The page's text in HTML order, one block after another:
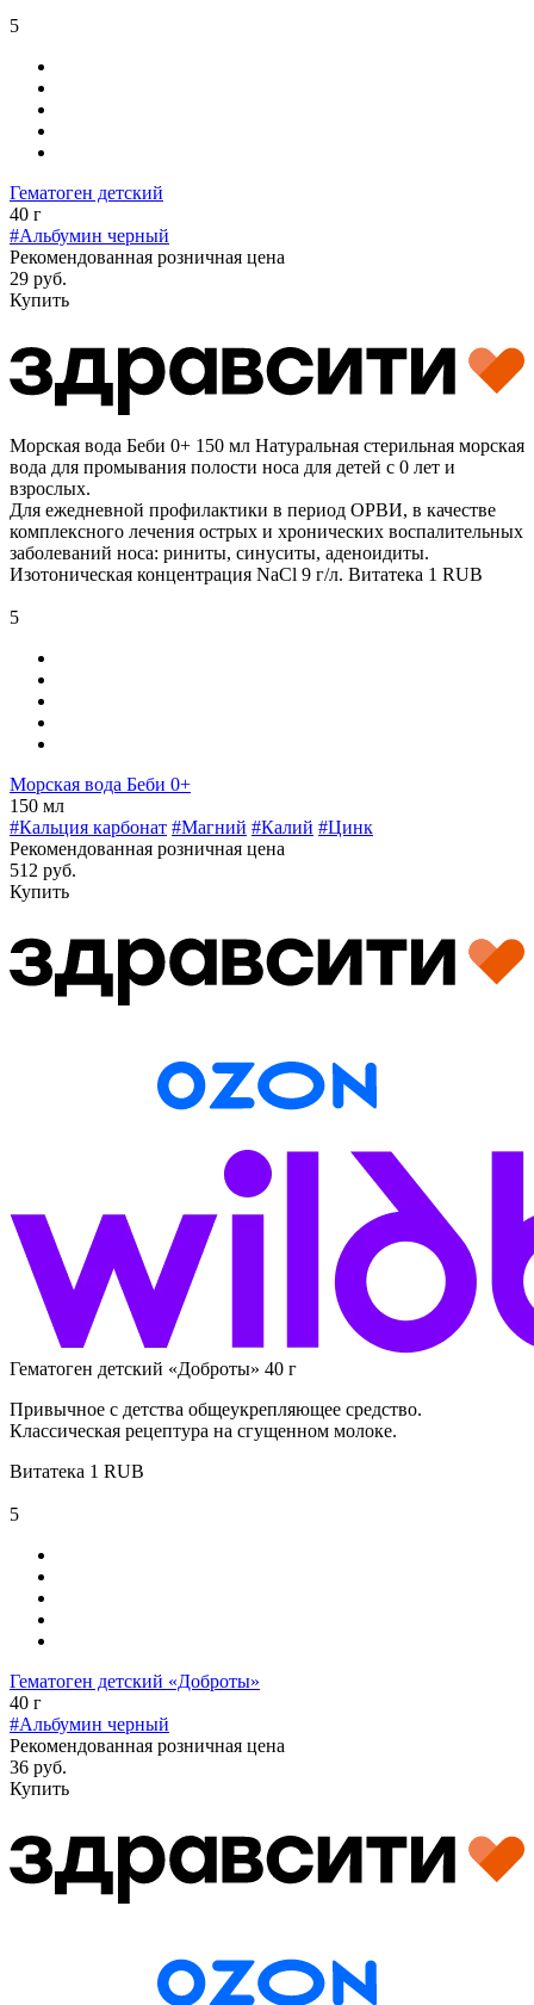
5
Гематоген детский
40 г
#Альбумин черный
Рекомендованная розничная цена
29 руб.
Купить
Морская вода Беби 0+ 150 мл Натуральная стерильная морская
вода для промывания полости носа для детей с 0 лет и
взрослых.
Для ежедневной профилактики в период ОРВИ, в качестве
комплексного лечения острых и хронических воспалительных
заболеваний носа: риниты, синуситы, аденоидиты.
Изотоническая концентрация NaCl 9 г/л. Витатека 1 RUB
5
Морская вода Беби 0+
150 мл
#Кальция карбонат #Магний #Калий #Цинк
Рекомендованная розничная цена
512 руб.
Купить
Гематоген детский «Доброты» 40 г
Привычное с детства общеукрепляющее средство.
Классическая рецептура на сгущенном молоке.
Витатека 1 RUB
5
Гематоген детский «Доброты»
40 г
#Альбумин черный
Рекомендованная розничная цена
36 руб.
Купить